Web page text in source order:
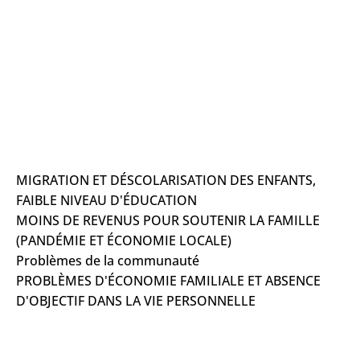
MIGRATION ET DÉSCOLARISATION DES ENFANTS,
FAIBLE NIVEAU D'ÉDUCATION
MOINS DE REVENUS POUR SOUTENIR LA FAMILLE
(PANDÉMIE ET ÉCONOMIE LOCALE)
Problèmes de la communauté
PROBLÈMES D'ÉCONOMIE FAMILIALE ET ABSENCE
D'OBJECTIF DANS LA VIE PERSONNELLE